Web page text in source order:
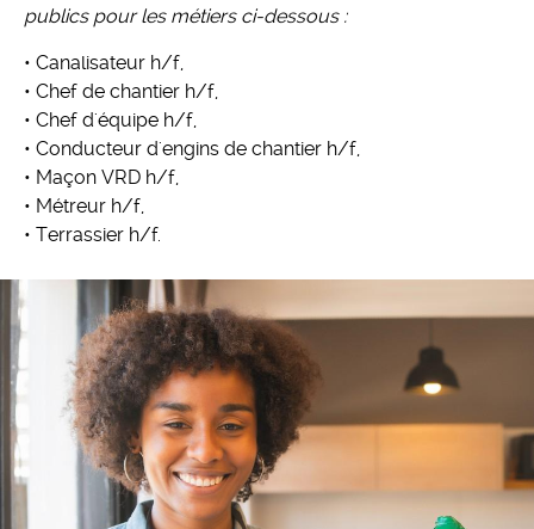
publics pour les métiers ci-dessous :
• Canalisateur h/f,
• Chef de chantier h/f,
• Chef d'équipe h/f,
• Conducteur d'engins de chantier h/f,
• Maçon VRD h/f,
• Métreur h/f,
• Terrassier h/f.